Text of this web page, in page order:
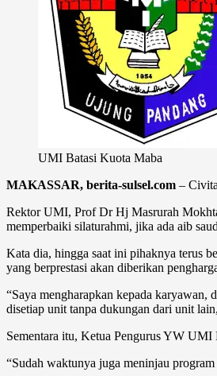
UMI Batasi Kuota Maba
MAKASSAR, berita-sulsel.com –
Rektor UMI, Prof Dr Hj Masrurah
memperbaiki silaturahmi, jika ada aib
Kata dia, hingga saat ini pihaknya terus
yang berprestasi akan diberikan
“Saya mengharapkan kepada karyawan,
disetiap unit tanpa dukungan dari unit
Sementara itu, Ketua Pengurus YW UMI
“Sudah waktunya juga meninjau